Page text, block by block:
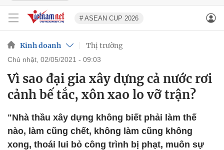
# ASEAN CUP 2026
Kinh doanh Thị trường
chủ nhật, 02/05/2021 - 09:03
Vì sao đại gia xây dựng cả nước rơi
cảnh bế tắc, xôn xao lo vỡ trận?
"Nhà thầu xây dựng không biết phải làm thế
nào, làm cũng chết, không làm cũng không
xong, thoái lui bỏ công trình bị phạt, muôn sự